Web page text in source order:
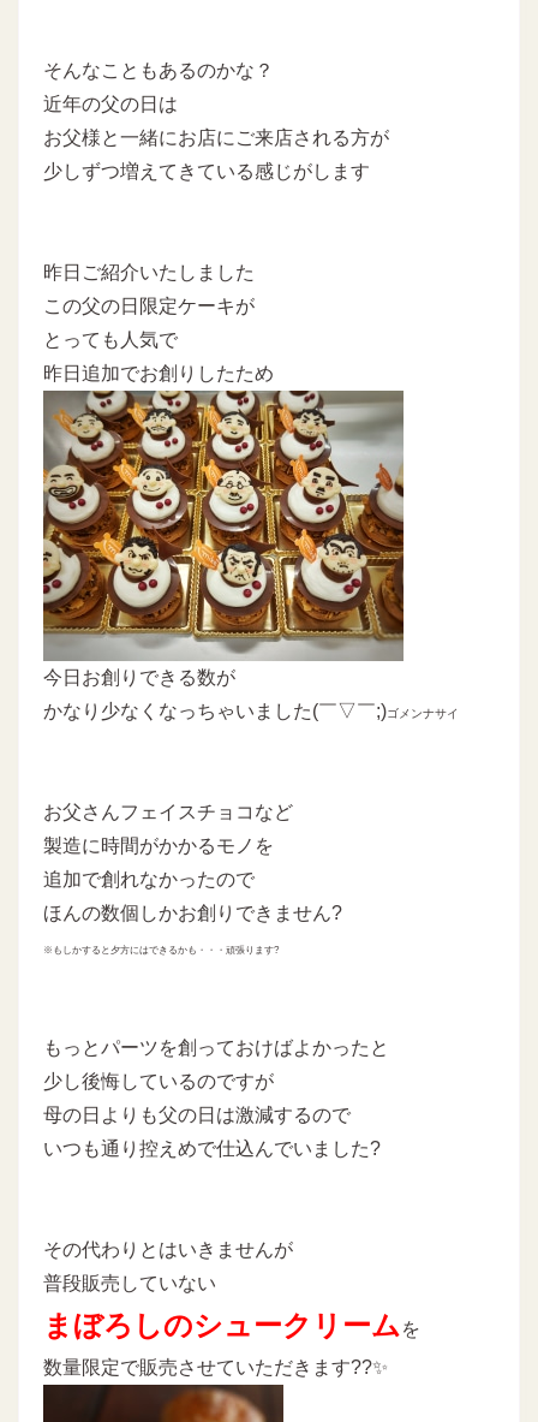
そんなこともあるのかな？
近年の父の日は
お父様と一緒にお店にご来店される方が
少しずつ増えてきている感じがします
昨日ご紹介いたしました
この父の日限定ケーキが
とっても人気で
昨日追加でお創りしたため
今日お創りできる数が
かなり少なくなっちゃいました(￣▽￣;)ゴメンナサイ
お父さんフェイスチョコなど
製造に時間がかかるモノを
追加で創れなかったので
ほんの数個しかお創りできません?
※もしかすると夕方にはできるかも・・・頑張ります?
もっとパーツを創っておけばよかったと
少し後悔しているのですが
母の日よりも父の日は激減するので
いつも通り控えめで仕込んでいました?
その代わりとはいきませんが
普段販売していない
まぼろしのシュークリーム を
数量限定で販売させていただきます??✨